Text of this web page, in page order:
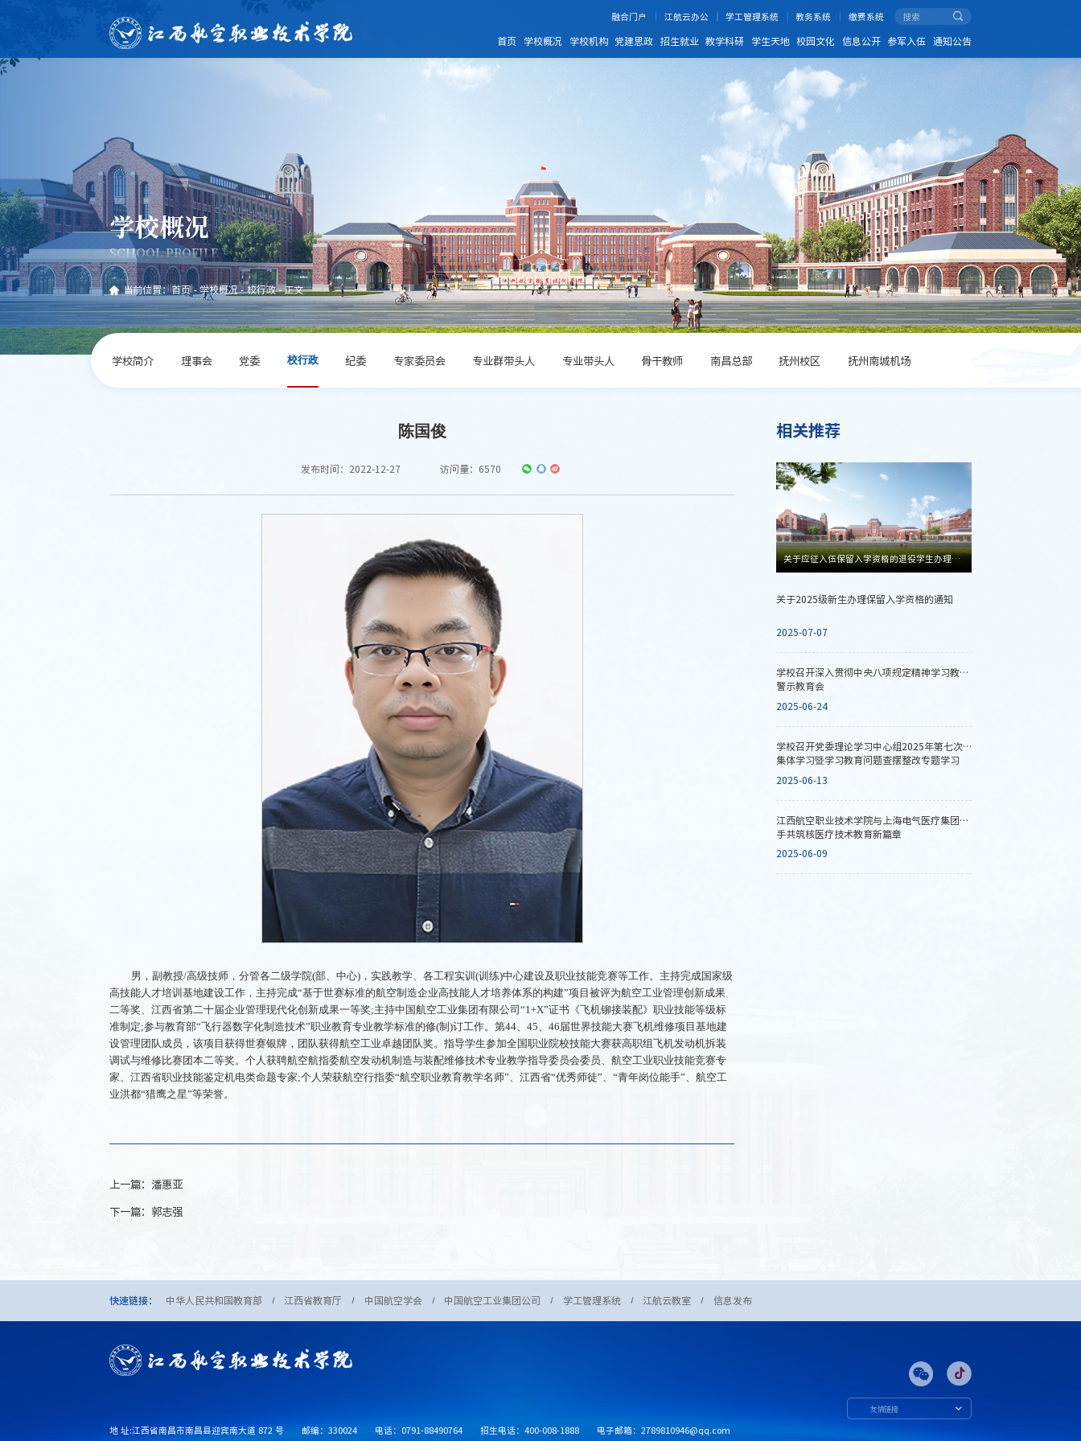
融合门户 江航云办公 学工管理系统 教务系统 缴费系统
首页 学校概况 学校机构 党建思政 招生就业 教学科研 学生天地 校园文化 信息公开 参军入伍 通知公告
学校概况
SCHOOL PROFILE
当前位置：首页-学校概况-校行政-正文
学校简介 理事会 党委 校行政 纪委 专家委员会 专业群带头人 专业带头人 骨干教师 南昌总部 抚州校区 抚州南城机场
陈国俊
发布时间：2022-12-27 访问量： 6570
男，副教授/高级技师，分管各二级学院(部、中心)，实践教学、各工程实训(训练)中心建设及职业技能竞赛等工作。主持完成国家级
高技能人才培训基地建设工作，主持完成“基于世赛标准的航空制造企业高技能人才培养体系的构建”项目被评为航空工业管理创新成果
二等奖、江西省第二十届企业管理现代化创新成果一等奖;主持中国航空工业集团有限公司“1+X”证书《飞机铆接装配》职业技能等级标
准制定;参与教育部“飞行器数字化制造技术”职业教育专业教学标准的修(制)订工作。第44、45、46届世界技能大赛飞机维修项目基地建
设管理团队成员，该项目获得世赛银牌，团队获得航空工业卓越团队奖。指导学生参加全国职业院校技能大赛获高职组飞机发动机拆装
调试与维修比赛团本二等奖。个人获聘航空航指委航空发动机制造与装配维修技术专业教学指导委员会委员、航空工业职业技能竞赛专
家、江西省职业技能鉴定机电类命题专家;个人荣获航空行指委“航空职业教育教学名师”、江西省“优秀师徒”、“青年岗位能手”、航空工
业洪都“猎鹰之星”等荣誉。
上一篇： 潘惠亚
下一篇： 郭志强
相关推荐
关于应征入伍保留入学资格的退役学生办理2025年入学手续的通知
关于2025级新生办理保留入学资格的通知
2025-07-07
学校召开深入贯彻中央八项规定精神学习教育
警示教育会
2025-06-24
学校召开党委理论学习中心组2025年第七次
集体学习暨学习教育问题查摆整改专题学习
（扩大）会
2025-06-13
江西航空职业技术学院与上海电气医疗集团携
手共筑核医疗技术教育新篇章
2025-06-09
快速链接： 中华人民共和国教育部 江西省教育厅 中国航空学会 中国航空工业集团公司 学工管理系统 江航云教室 信息发布
地 址:江西省南昌市南昌县迎宾南大道 872 号 邮编：330024 电话：0791-88490764 招生电话：400-008-1888 电子邮箱：2789810946@qq.com
友情链接